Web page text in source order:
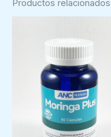
Productos relacionados